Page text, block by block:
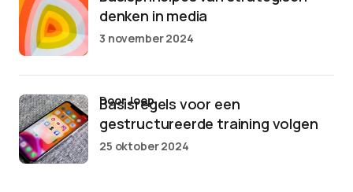
denken in media
3 november 2024
Basisregels voor een
gestructureerde training volgen
door Joep
25 oktober 2024